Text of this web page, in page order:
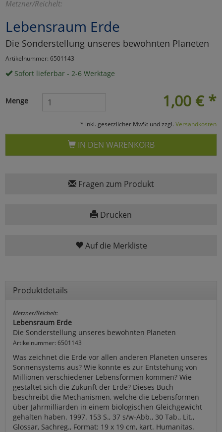
Metzner/Reichelt:
Lebensraum Erde
Die Sonderstellung unseres bewohnten Planeten
Artikelnummer: 6501143
Sofort lieferbar - 2-6 Werktage
1,00 € *
Menge
* inkl. gesetzlicher MwSt und zzgl. Versandkosten
IN DEN WARENKORB
Fragen zum Produkt
Drucken
Auf die Merkliste
Produktdetails
Metzner/Reichelt:
Lebensraum Erde
Die Sonderstellung unseres bewohnten Planeten
Artikelnummer: 6501143
Was zeichnet die Erde vor allen anderen Planeten unseres
Sonnensystems aus? Wie konnte es zur Entstehung von
Millionen verschiedener Lebensformen kommen? Wie
gestaltet sich die Zukunft der Erde? Dieses Buch
beschreibt die Mechanismen, welche die Lebensformen
über Jahrmilliarden in einem biologischen Gleichgewicht
gehalten haben. 1997. 153 S., 37 s/w-Abb., 30 Tab., Lit.,
Glossar, Sachreg., Format: 19 x 19 cm, kart. Humanitas.
Umfragetools
zurückzu Haupptseite